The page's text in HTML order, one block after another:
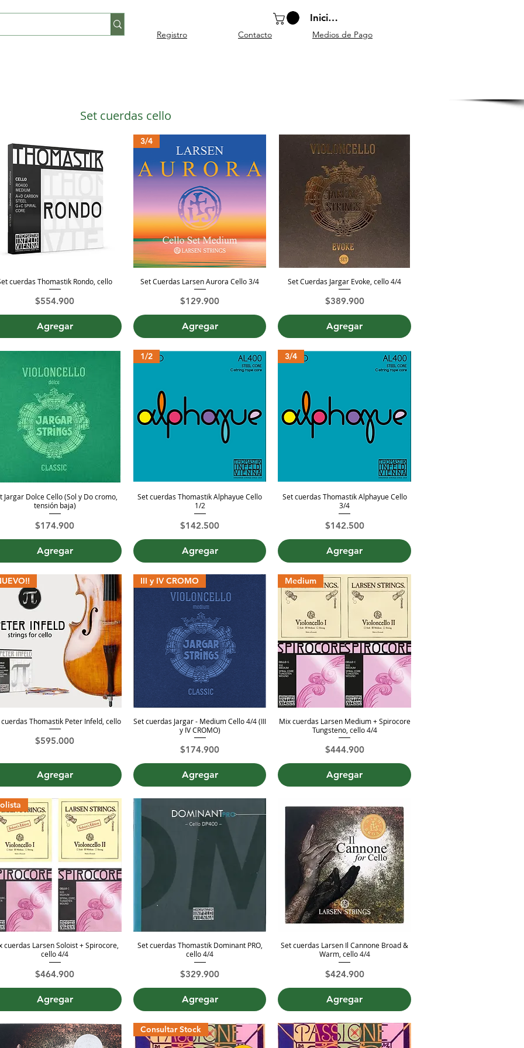
Iniciar sesión
Registro Contacto Medios de Pago
Set cuerdas cello
Vista rápida
cuerdas Thomastik Rondo, cello
Precio
$554.900
Agregar
Vista rápida
3/4
Set Cuerdas Larsen Aurora Cello 3/4
Precio
$129.900
Agregar
Vista rápida
Set Cuerdas Jargar Evoke, cello 4/4
Precio
$389.900
Agregar
Vista rápida
Jargar Dolce Cello (Sol y Do cromo,
tensión baja)
Precio
$174.900
Agregar
Vista rápida
1/2
Set cuerdas Thomastik Alphayue Cello
1/2
Precio
$142.500
Agregar
Vista rápida
3/4
Set cuerdas Thomastik Alphayue Cello
3/4
Precio
$142.500
Agregar
Vista rápida
cuerdas Thomastik Peter Infeld, cello
Precio
$595.000
Agregar
Vista rápida
III y IV CROMO
Set cuerdas Jargar - Medium Cello 4/4 (III
y IV CROMO)
Precio
$174.900
Agregar
Vista rápida
Medium
Mix cuerdas Larsen Medium + Spirocore
Tungsteno, cello 4/4
Precio
$444.900
Agregar
Vista rápida
cuerdas Larsen Soloist + Spirocore,
cello 4/4
Precio
$464.900
Agregar
Vista rápida
Set cuerdas Thomastik Dominant PRO,
cello 4/4
Precio
$329.900
Agregar
Vista rápida
Set cuerdas Larsen Il Cannone Broad &
Warm, cello 4/4
Precio
$424.900
Agregar
Consultar Stock